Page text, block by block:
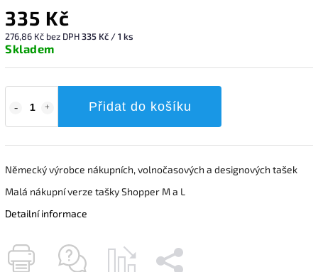
335 Kč
276,86 Kč bez DPH335 Kč / 1 ks
Skladem
Přidat do košíku
Německý výrobce nákupních, volnočasových a designových tašek
Malá nákupní verze tašky Shopper M a L
Detailní informace